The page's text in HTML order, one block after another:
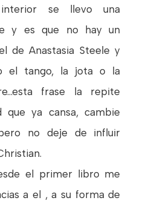
interior se llevo una
y es que no hay un
de Anastasia Steele y
el tango, la jota o la
frase la repite
que ya cansa, cambie
no deje de influir
el primer libro me
a el , a su forma de